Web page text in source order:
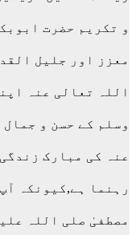
و تکریم حضرت
معزز اور جلیل
اللہ تعالی عنہ
وسلم کے حسن و جمال
عنہ کی مبارک
رہنما ہے,کیونکہ
مصطفیٰ صلی اللہ